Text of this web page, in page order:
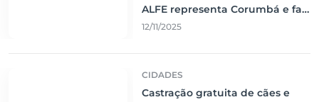
ALFE representa Corumbá e faz
jogo emocionante contra o Vila
12/11/2025
CIDADES
Castração gratuita de cães e